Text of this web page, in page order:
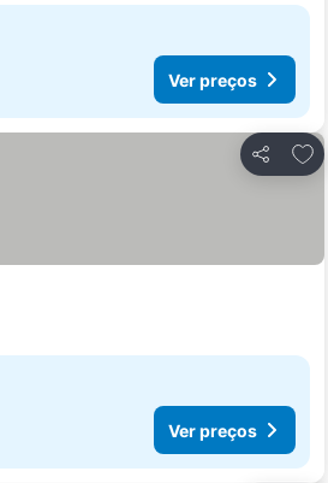
Ver preços
Partilhar
Ver preços